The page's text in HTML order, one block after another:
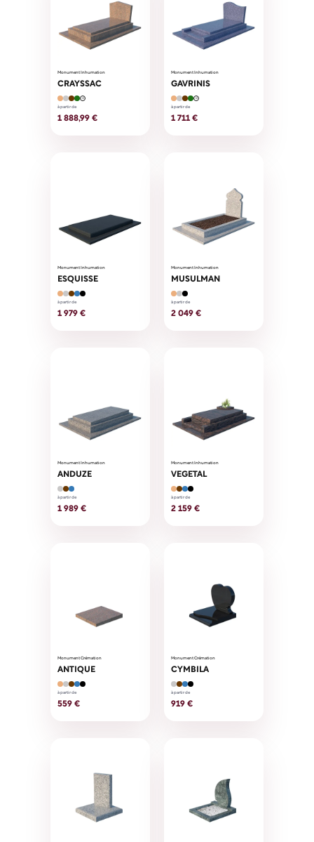
Monument Inhumation
CRAYSSAC
+2
à partir de
1 888,99 €
Monument Inhumation
GAVRINIS
+2
à partir de
1 711 €
Monument Inhumation
ESQUISSE
à partir de
1 979 €
Monument Inhumation
MUSULMAN
à partir de
2 049 €
Monument Inhumation
ANDUZE
à partir de
1 989 €
Monument Inhumation
VEGETAL
à partir de
2 159 €
Monument Crémation
ANTIQUE
à partir de
559 €
Monument Crémation
CYMBILA
à partir de
919 €